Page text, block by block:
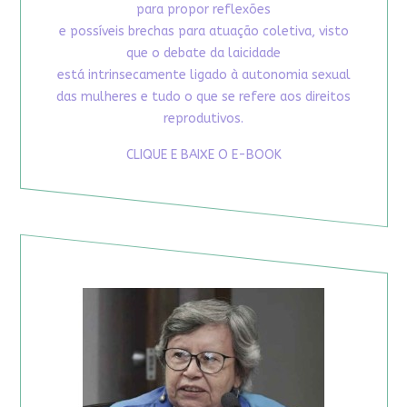
para propor reflexões
e possíveis brechas para atuação coletiva, visto
que o debate da laicidade
está intrinsecamente ligado à autonomia sexual
das mulheres e tudo o que se refere aos direitos
reprodutivos.
CLIQUE E BAIXE O E-BOOK